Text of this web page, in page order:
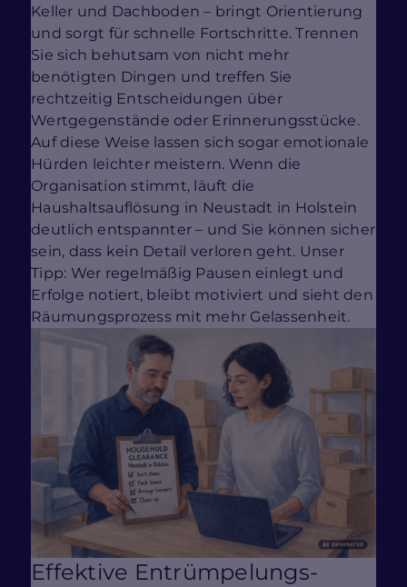
Keller und Dachboden – bringt Orientierung
und sorgt für schnelle Fortschritte. Trennen
Sie sich behutsam von nicht mehr
benötigten Dingen und treffen Sie
rechtzeitig Entscheidungen über
Wertgegenstände oder Erinnerungsstücke.
Auf diese Weise lassen sich sogar emotionale
Hürden leichter meistern. Wenn die
Organisation stimmt, läuft die
Haushaltsauflösung in Neustadt in Holstein
deutlich entspannter – und Sie können sicher
sein, dass kein Detail verloren geht. Unser
Tipp: Wer regelmäßig Pausen einlegt und
Erfolge notiert, bleibt motiviert und sieht den
Räumungsprozess mit mehr Gelassenheit.
Effektive Entrümpelungs-